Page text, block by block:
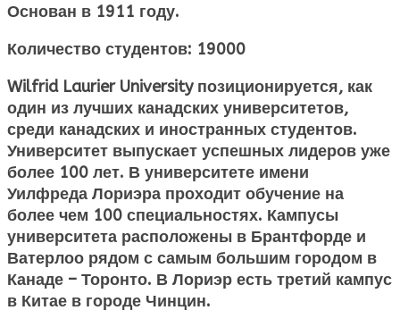
Основан в 1911 году.
Количество студентов: 19000
Wilfrid Laurier Universityпозиционируется, как
один из лучших канадских университетов,
среди канадских и иностранных студентов.
Университет выпускает успешных лидеров уже
более 100 лет. В университете имени
Уилфреда Лориэра проходит обучение на
более чем 100 специальностях. Кампусы
университета расположены в Брантфорде и
Ватерлоо рядом с самым большим городом в
Канаде – Торонто. В Лориэр есть третий кампус
в Китае в городе Чинцин.